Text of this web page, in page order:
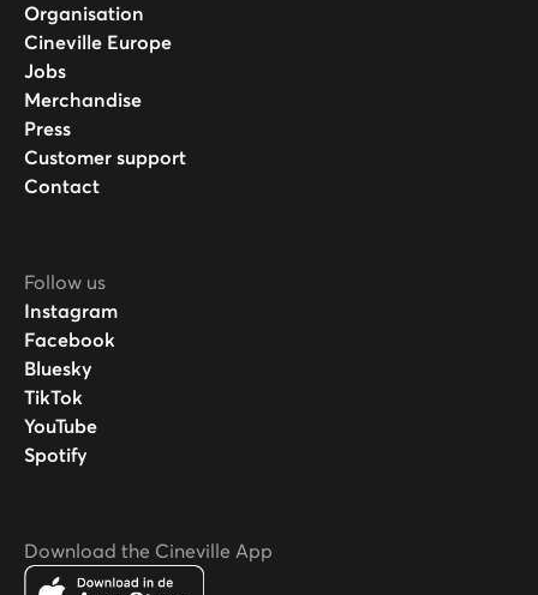
Organisation
Cineville Europe
Jobs
Merchandise
Press
Customer support
Contact
Follow us
Instagram
Facebook
Bluesky
TikTok
YouTube
Spotify
Download the Cineville App